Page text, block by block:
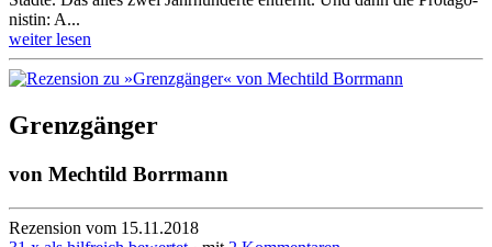
nistin: A...
weiter lesen
Grenzgänger
von Mechtild Borrmann
Rezension vom 15.11.2018